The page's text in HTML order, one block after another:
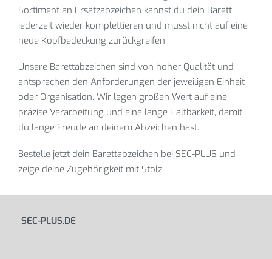
Sortiment an Ersatzabzeichen kannst du dein Barett
jederzeit wieder komplettieren und musst nicht auf eine
neue Kopfbedeckung zurückgreifen.
Unsere Barettabzeichen sind von hoher Qualität und
entsprechen den Anforderungen der jeweiligen Einheit
oder Organisation. Wir legen großen Wert auf eine
präzise Verarbeitung und eine lange Haltbarkeit, damit
du lange Freude an deinem Abzeichen hast.
Bestelle jetzt dein Barettabzeichen bei SEC-PLUS und
zeige deine Zugehörigkeit mit Stolz.
SEC-PLUS.DE